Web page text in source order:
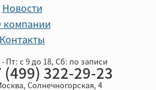
Новости
компании
Контакты
Пт: с 9 до 18, Cб: по записи
(499) 322-29-23
Солнечногорская, 4